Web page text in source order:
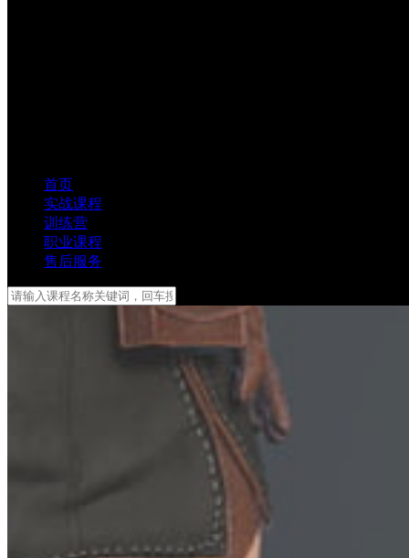
首页
实战课程
训练营
职业课程
售后服务